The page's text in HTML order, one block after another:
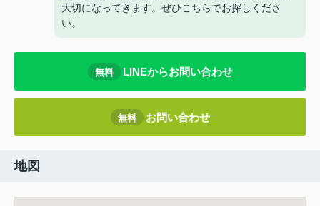
大切になってきます。ぜひこちらでお探しくださ
い。
無料 LINEからお問い合わせ
無料 お問い合わせ
地図